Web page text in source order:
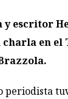
y escritor
en el
periodista